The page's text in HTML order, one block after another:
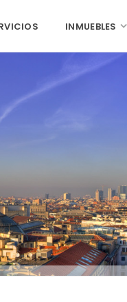
INMUEBLES